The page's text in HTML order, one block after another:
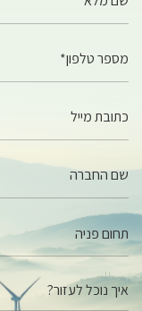
מספר טלפון*
כתובת מייל
שם החברה
איך נוכל לעזור?